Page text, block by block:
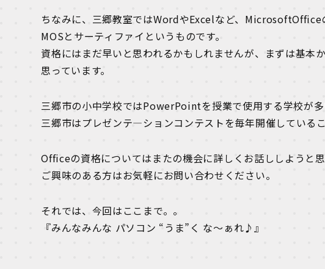
ちなみに、三郷教室ではWordやExcelなど、
MOSとサーティファイというものです。
資格にはまだ早いと思われるかもしれませんが、まずは基本
思っています。
三郷市の小中学校ではPowerPointを授業で使用する学校が多
三郷市はプレゼンテ―ションコンテストを毎年開催している
Officeの資格についてはまたの機会に詳しくお話ししようと思
ご興味のある方はお気軽にお問い合わせください。
それでは、今回はここまで。。
『みんなみんな パソコン “うま”く な～ぁれ♪』